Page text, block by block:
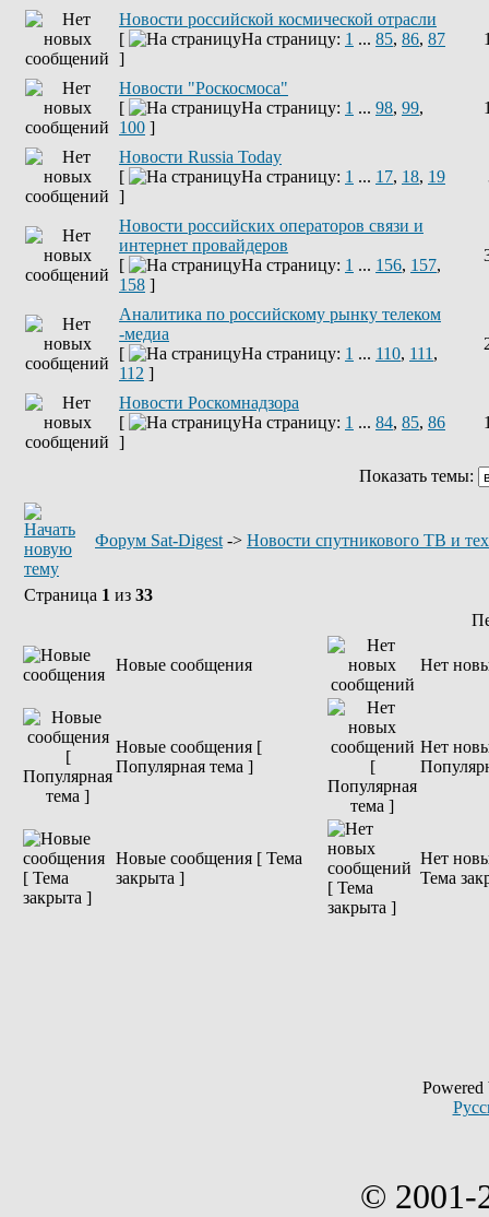
Новости российской космической отрасли
[
На страницу: 1 ... 85, 86, 87
]
Новости "Роскосмоса"
[
На страницу: 1 ... 98, 99,
100 ]
Новости Russia Today
[
На страницу: 1 ... 17, 18, 19
]
Новости российских операторов связи и
интернет провайдеров
[
На страницу: 1 ... 156, 157,
158 ]
Аналитика по российскому рынку телеком
-медиа
[
На страницу: 1 ... 110, 111 ,
112 ]
Новости Роскомнадзора
[
На страницу: 1 ... 84, 85, 86
]
Показать темы:
Форум Sat-Digest -> Новости спутникового ТВ и
Страница 1 из 33
Новые сообщения Нет
Новые сообщения [
Популярная тема ]
Нет
Новые сообщения [ Тема
закрыта ]
Нет
Тема
© 2001-